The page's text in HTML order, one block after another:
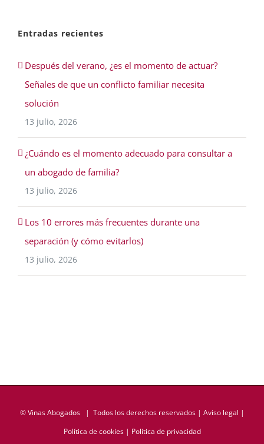
Entradas recientes
Después del verano, ¿es el momento de actuar?
Señales de que un conflicto familiar necesita
solución
13 julio, 2026
¿Cuándo es el momento adecuado para consultar a
un abogado de familia?
13 julio, 2026
Los 10 errores más frecuentes durante una
separación (y cómo evitarlos)
13 julio, 2026
©Vinas Abogados| Todos los derechos reservados | Aviso legal |
Política de cookies| Política de privacidad